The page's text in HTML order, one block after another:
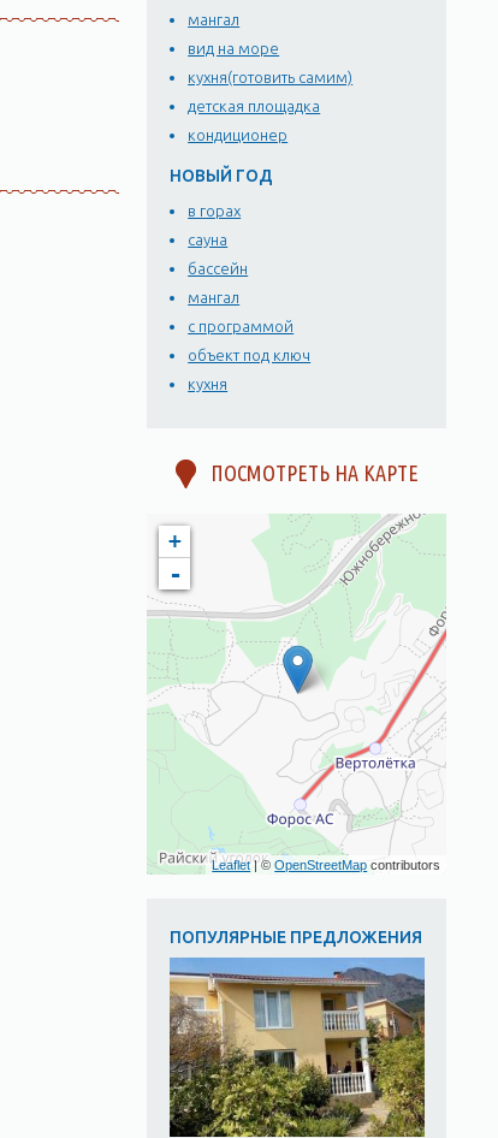
мангал
вид на море
кухня(готовить самим)
детская площадка
кондиционер
НОВЫЙ ГОД
в горах
сауна
бассейн
мангал
с программой
объект под ключ
кухня
ПОСМОТРЕТЬ НА КАРТЕ
+
-
Leaflet| ©OpenStreetMap contributors
ПОПУЛЯРНЫЕ ПРЕДЛОЖЕНИЯ